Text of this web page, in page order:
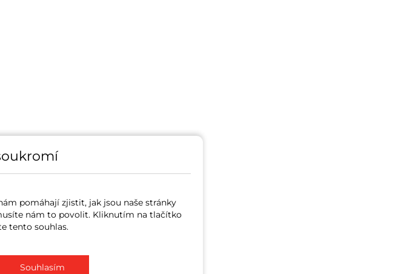
pomáhají zjistit, jak jsou naše stránky
nám to povolit. Kliknutím na tlačítko
tento souhlas.
Souhlasím